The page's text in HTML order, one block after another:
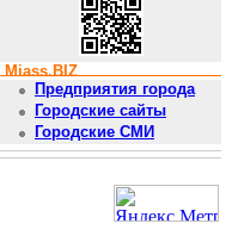
Miass.BIZ
Предприятия города
Городские сайты
Городские СМИ